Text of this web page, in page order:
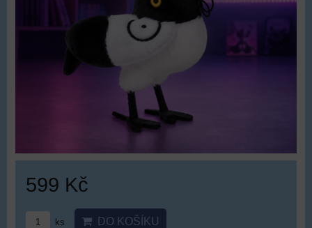
599 Kč
ks DO KOŠÍKU